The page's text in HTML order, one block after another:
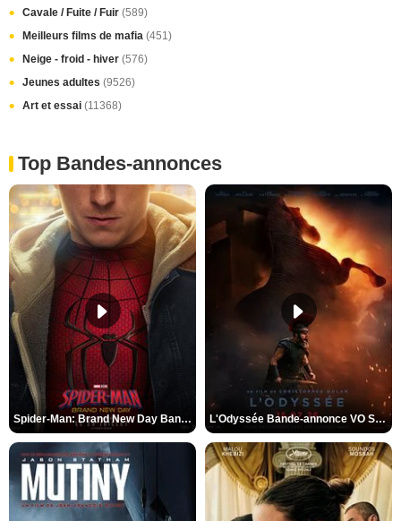
Cavale / Fuite / Fuir (589)
Meilleurs films de mafia (451)
Neige - froid - hiver (576)
Jeunes adultes (9526)
Art et essai (11368)
Top Bandes-annonces
Spider-Man: Brand New Day Bande-annonce VO STFR L'Odyssée Bande-annonce VO STFR